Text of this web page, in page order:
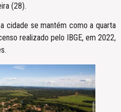
(28).
cidade se mantém como a quarta
realizado pelo IBGE, em 2022,